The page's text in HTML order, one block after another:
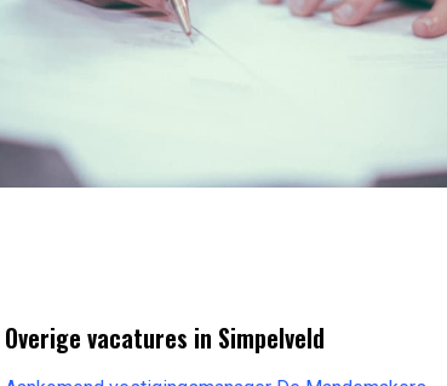
Overige vacatures in Simpelveld